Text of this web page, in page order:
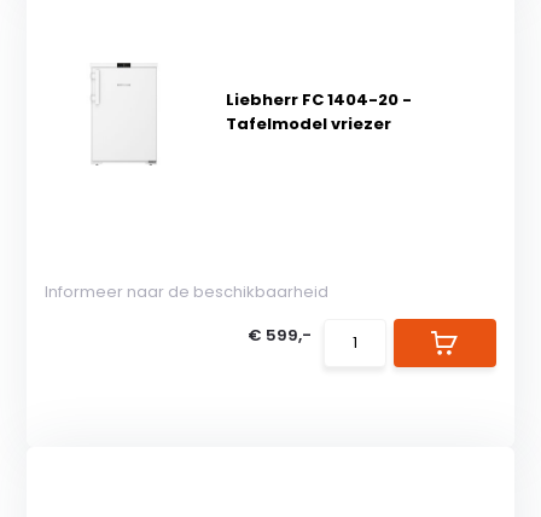
Liebherr FC 1404-20 -
Tafelmodel vriezer
Informeer naar de beschikbaarheid
€ 599,-